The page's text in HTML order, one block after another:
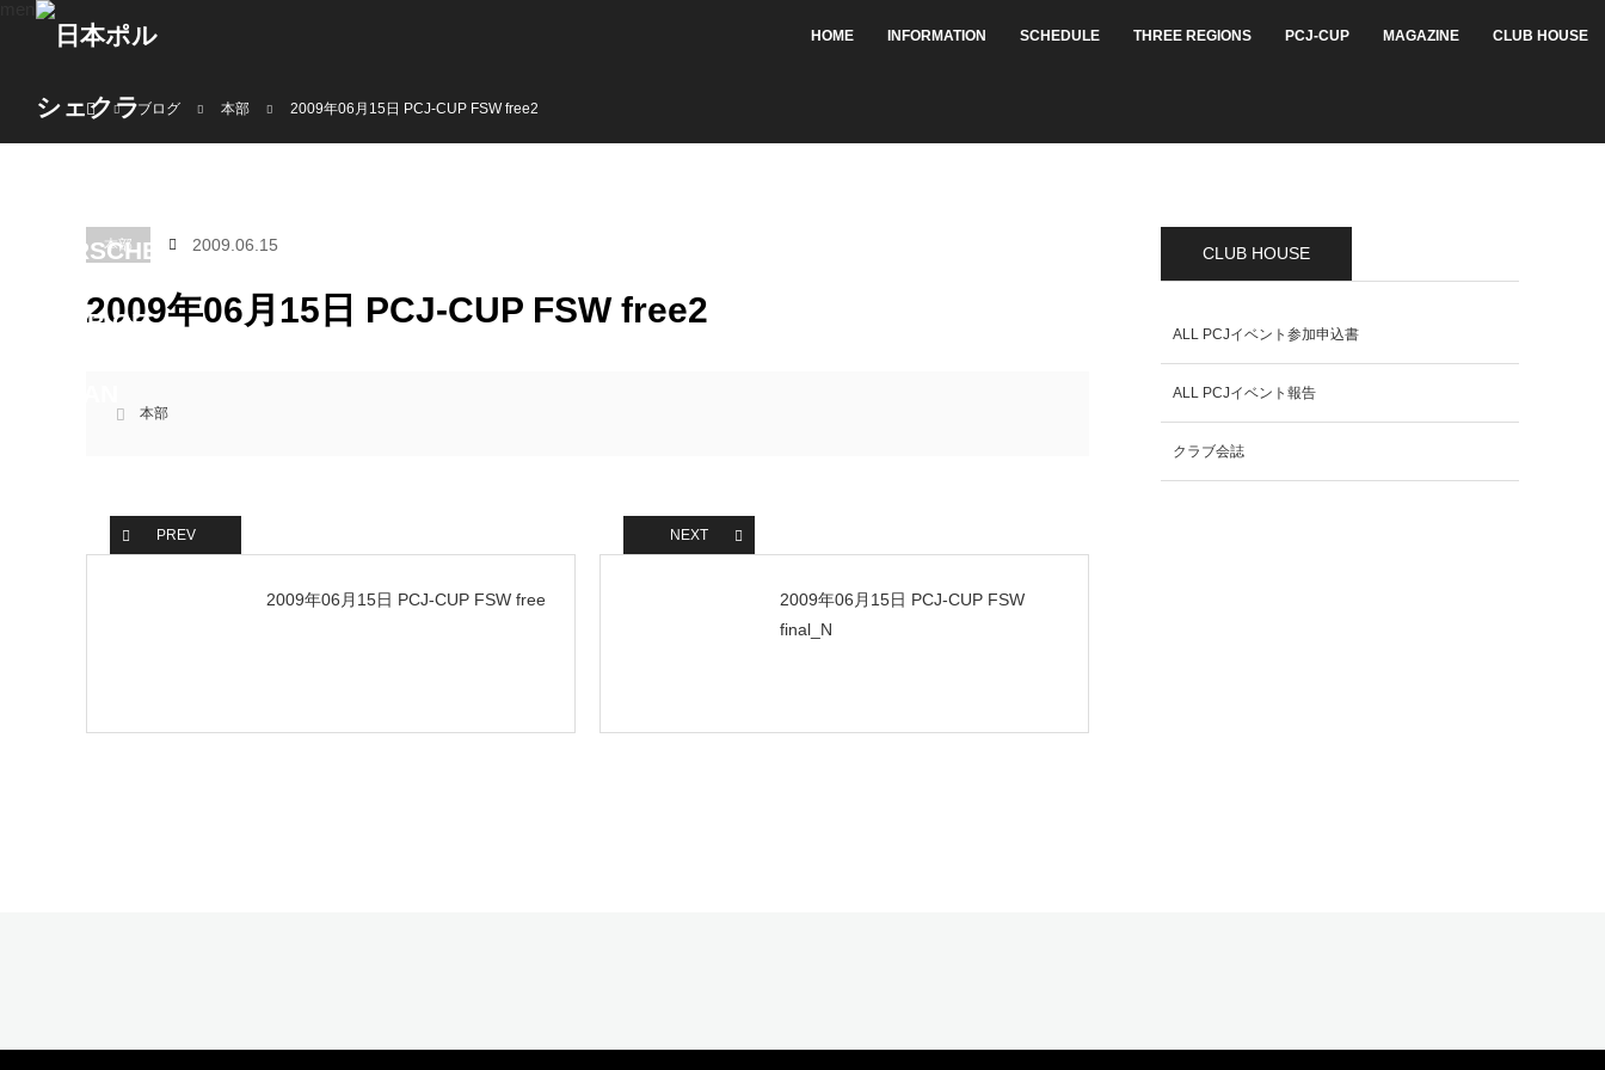
menu
HOME INFORMATION SCHEDULE THREE REGIONS PCJ-CUP MAGAZINE CLUB HOUSE
ブログ
本部 2009‎年‎06‎月‎15‎日 PCJ-CUP FSW free2
本部 2009.06.15
2009‎年‎06‎月‎15‎日 PCJ-CUP FSW free2
本部
PREV
2009‎年0‎6‎月‎15‎日 PCJ-CUP FSW free
NEXT
2009‎年0‎6‎月‎15‎日 PCJ-CUP FSW
final_N
CLUB HOUSE
ALL PCJイベント参加申込書
ALL PCJイベント報告
クラブ会誌